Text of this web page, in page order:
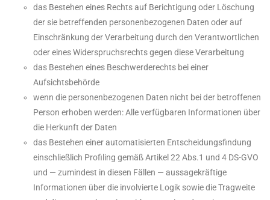
das Bestehen eines Rechts auf Berichtigung oder Löschung
der sie betreffenden personenbezogenen Daten oder auf
Einschränkung der Verarbeitung durch den Verantwortlichen
oder eines Widerspruchsrechts gegen diese Verarbeitung
das Bestehen eines Beschwerderechts bei einer
Aufsichtsbehörde
wenn die personenbezogenen Daten nicht bei der betroffenen
Person erhoben werden: Alle verfügbaren Informationen über
die Herkunft der Daten
das Bestehen einer automatisierten Entscheidungsfindung
einschließlich Profiling gemäß Artikel 22 Abs.1 und 4 DS-GVO
und — zumindest in diesen Fällen — aussagekräftige
Informationen über die involvierte Logik sowie die Tragweite